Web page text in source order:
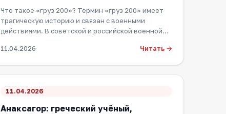
Что такое «груз 200»? Термин «груз 200» имеет
трагическую историю и связан с военными
действиями. В советской и российской военной
11.04.2026 Читать →
11.04.2026
Анаксагор: греческий учёный,